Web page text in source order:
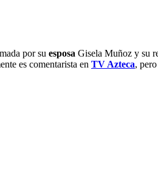
por su esposa Gisela Muñoz y su
es comentarista en TV Azteca,